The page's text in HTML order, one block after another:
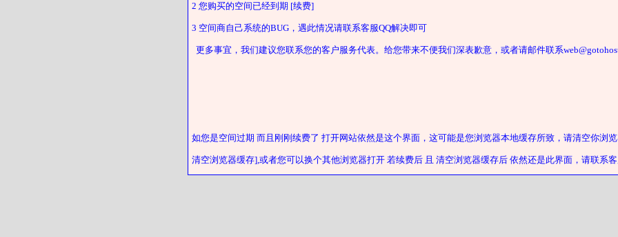
2 您购买的空间已经到期 [续费]
3 空间商自己系统的BUG，遇此情况请联系客服QQ解决即可
更多事宜，我们建议您联系您的客户服务代表。给您带来不便我们深表歉意，或者请邮件联系
如您是空间过期 而且刚刚续费了 打开网站依然是这个界面，这可能是您浏览器本地缓存所致，请清空你浏
清空浏览器缓存],或者您可以换个其他浏览器打开 若续费后 且 清空浏览器缓存后 依然还是此界面，请联系